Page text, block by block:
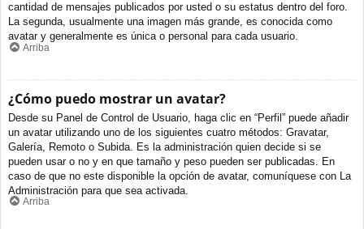
cantidad de mensajes publicados por usted o su estatus dentro del foro.
La segunda, usualmente una imagen más grande, es conocida como
avatar y generalmente es única o personal para cada usuario.
Arriba
¿Cómo puedo mostrar un avatar?
Desde su Panel de Control de Usuario, haga clic en “Perfil” puede añadir
un avatar utilizando uno de los siguientes cuatro métodos: Gravatar,
Galería, Remoto o Subida. Es la administración quien decide si se
pueden usar o no y en que tamaño y peso pueden ser publicadas. En
caso de que no este disponible la opción de avatar, comuníquese con La
Administración para que sea activada.
Arriba